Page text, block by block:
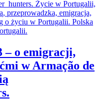
– o emigracji,
w Armação de